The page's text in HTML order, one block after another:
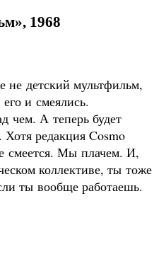
1968
не детский мультфильм,
и смеялись.
чем. А теперь будет
редакция Cosmo
смеется. Мы плачем. И,
коллективе, ты тоже
ты вообще работаешь.